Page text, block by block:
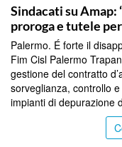
Sindacati su
proroga e tutele
Palermo. É forte il
Fim Cisl Palermo
gestione del contratto
sorveglianza, controllo
impianti di depurazione